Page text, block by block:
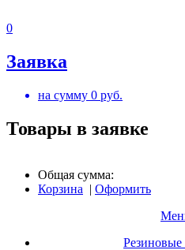
0
Заявка
на сумму 0 руб.
Товары в заявке
Общая сумма:
Корзина | Оформить
Резиновые